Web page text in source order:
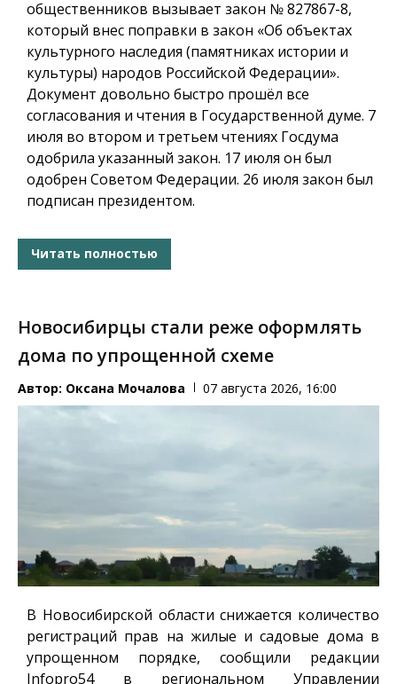
общественников вызывает закон № 827867-8,
который внес поправки в закон «Об объектах
культурного наследия (памятниках истории и
культуры) народов Российской Федерации».
Документ довольно быстро прошёл все
согласования и чтения в Государственной думе. 7
июля во втором и третьем чтениях Госдума
одобрила указанный закон. 17 июля он был
одобрен Советом Федерации. 26 июля закон был
подписан президентом.
Читать полностью
Новосибирцы стали реже оформлять
дома по упрощенной схеме
Автор: Оксана Мочалова 07 августа 2026, 16:00
В Новосибирской области снижается количество
регистраций прав на жилые и садовые дома в
упрощенном порядке, сообщили редакции
Infopro54в региональном Управлении